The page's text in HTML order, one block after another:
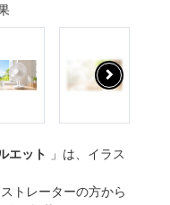
エット
」は、イラス
トレーターの方から